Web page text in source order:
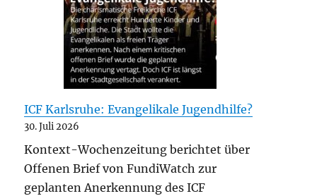
ICF Karlsruhe: Evangelikale Jugendhilfe?
30. Juli 2026
Kontext-Wochenzeitung berichtet über
Offenen Brief von FundiWatch zur
geplanten Anerkennung des ICF